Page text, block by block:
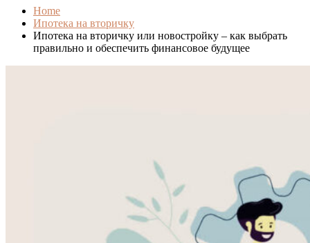
Home
Ипотека на вторичку
Ипотека на вторичку или новостройку – как выбрать
правильно и обеспечить финансовое будущее